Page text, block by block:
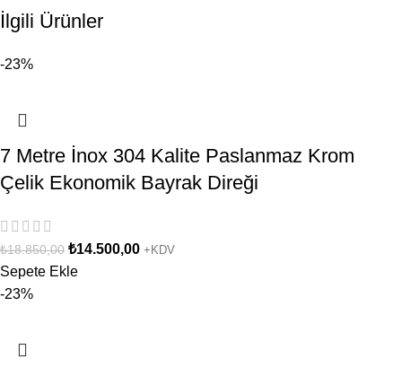
İlgili Ürünler
-23%
7 Metre İnox 304 Kalite Paslanmaz Krom
Çelik Ekonomik Bayrak Direği
₺18.850,00 ₺14.500,00 +KDV
Sepete Ekle
-23%